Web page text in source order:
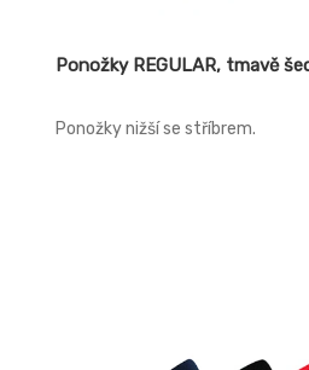
Ponožky REGULAR, tmavě
Ponožky nižší se stříbrem.